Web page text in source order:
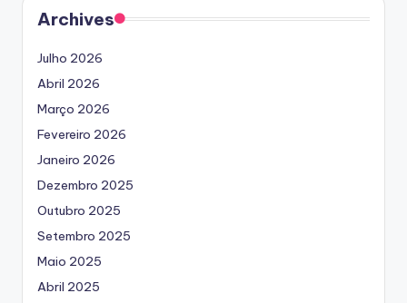
Archives
Julho 2026
Abril 2026
Março 2026
Fevereiro 2026
Janeiro 2026
Dezembro 2025
Outubro 2025
Setembro 2025
Maio 2025
Abril 2025